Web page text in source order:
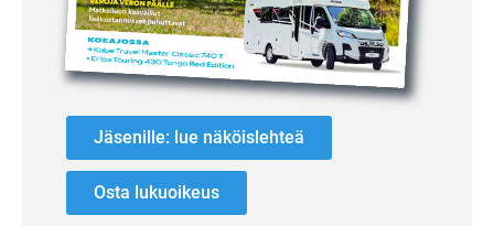
Jäsenille: lue näköislehteä
Osta lukuoikeus